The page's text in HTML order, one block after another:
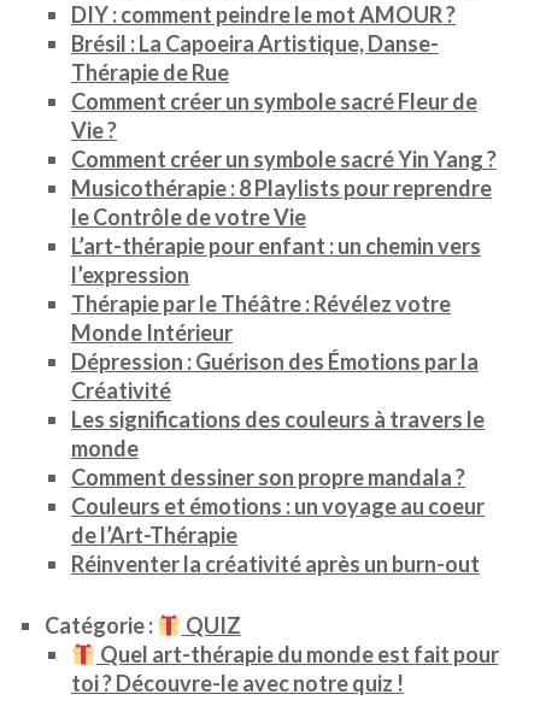
DIY : comment peindre le mot AMOUR ?
Brésil : La Capoeira Artistique, Danse-
Thérapie de Rue
Comment créer un symbole sacré Fleur de
Vie ?
Comment créer un symbole sacré Yin Yang ?
Musicothérapie : 8 Playlists pour reprendre
le Contrôle de votre Vie
L’art-thérapie pour enfant : un chemin vers
l’expression
Thérapie par le Théâtre : Révélez votre
Monde Intérieur
Dépression : Guérison des Émotions par la
Créativité
Les significations des couleurs à travers le
monde
Comment dessiner son propre mandala ?
Couleurs et émotions : un voyage au coeur
de l’Art-Thérapie
Réinventer la créativité après un burn-out
Catégorie :
QUIZ
Quel art-thérapie du monde est fait pour
toi ? Découvre-le avec notre quiz !